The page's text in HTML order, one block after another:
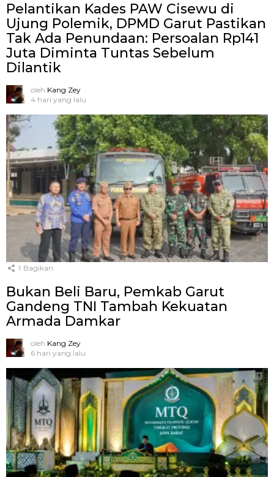
Pelantikan Kades PAW Cisewu di
Ujung Polemik, DPMD Garut Pastikan
Tak Ada Penundaan: Persoalan Rp141
Juta Diminta Tuntas Sebelum
Dilantik
oleh Kang Zey
4 hari yang lalu
1 Bagikan
Bukan Beli Baru, Pemkab Garut
Gandeng TNI Tambah Kekuatan
Armada Damkar
oleh Kang Zey
6 hari yang lalu